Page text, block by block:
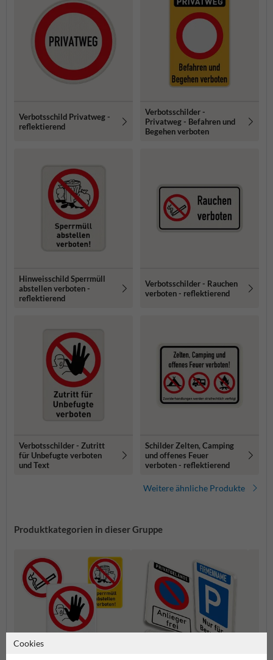
Verbotsschild Privatweg -
reflektierend
Verbotsschilder -
Privatweg - Befahren und
Begehen verboten
Hinweisschild Sperrmüll
abstellen verboten -
reflektierend
Verbotsschilder - Rauchen
verboten - reflektierend
Verbotsschilder - Zutritt
für Unbefugte verboten
und Text
Schilder Zelten, Camping
und offenes Feuer
verboten - reflektierend
Weitere ähnliche Produkte
Produktkategorien in dieser Gruppe
Cookies